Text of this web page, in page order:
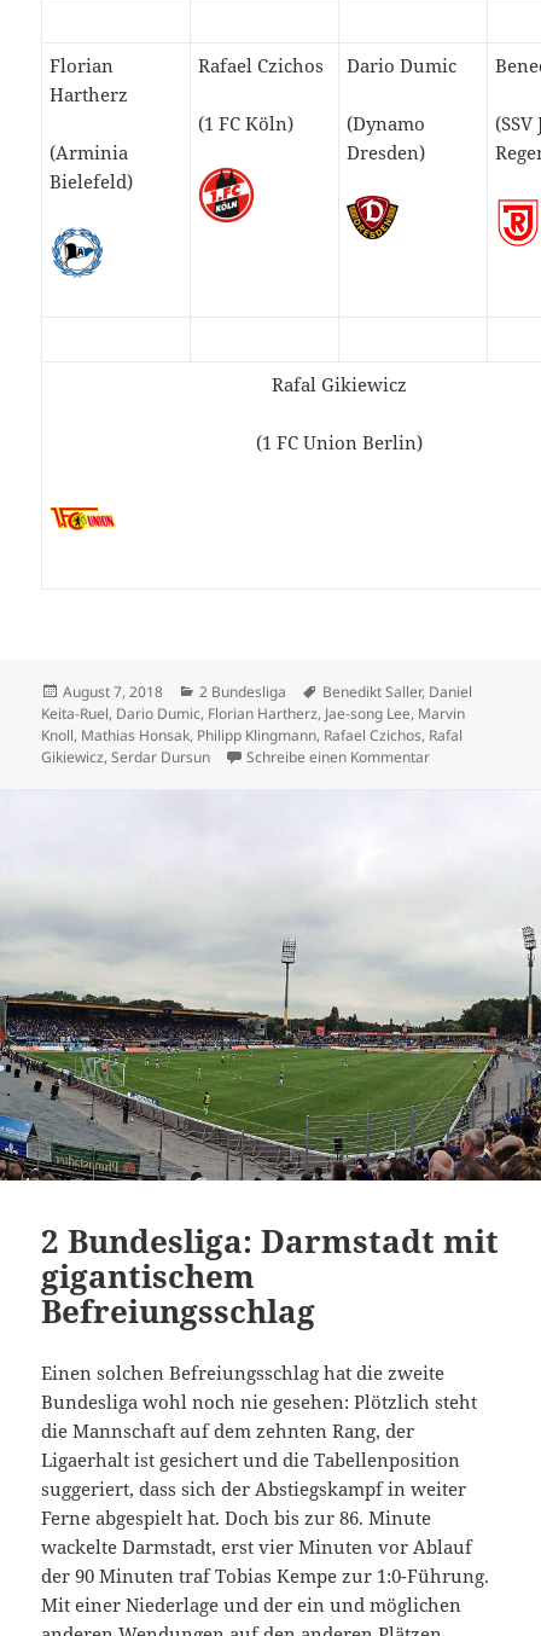
Florian
Hartherz
(Arminia
Bielefeld)
Rafael Czichos
(1 FC Köln)
Dario Dumic
(Dynamo
Dresden)
(SSV
Rafal Gikiewicz
(1 FC Union Berlin)
Veröffentlicht
am
August 7, 2018 Kategorien
2 Bundesliga Schlagwörter
Benedikt Saller, Daniel
Keita-Ruel, Dario Dumic, Florian Hartherz, Jae-song Lee, Marvin
Knoll, Mathias Honsak, Philipp Klingmann, Rafael Czichos, Rafal
Gikiewicz,Serdar Dursun Schreibe einen Kommentarzu 2
2 Bundesliga: Darmstadt mit
gigantischem
Befreiungsschlag
Einen solchen Befreiungsschlag hat die zweite
Bundesliga wohl noch nie gesehen: Plötzlich steht
die Mannschaft auf dem zehnten Rang, der
Ligaerhalt ist gesichert und die Tabellenposition
suggeriert, dass sich der Abstiegskampf in weiter
Ferne abgespielt hat. Doch bis zur 86. Minute
wackelte Darmstadt, erst vier Minuten vor Ablauf
der 90 Minuten traf Tobias Kempe zur 1:0-Führung.
Mit einer Niederlage und der ein und möglichen